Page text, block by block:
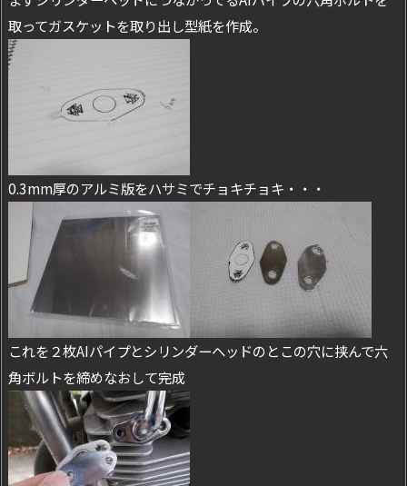
取ってガスケットを取り出し型紙を作成。
0.3mm厚のアルミ版をハサミでチョキチョキ・・・
これを２枚AIパイプとシリンダーヘッドのとこの穴に挟んで六
角ボルトを締めなおして完成